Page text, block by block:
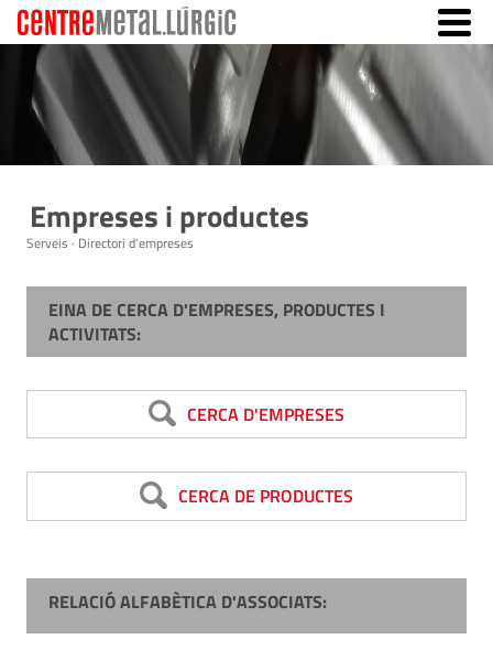
Empreses i productes
Serveis · Directori d'empreses
EINA DE CERCA D'EMPRESES, PRODUCTES I
ACTIVITATS:
CERCA D'EMPRESES
CERCA DE PRODUCTES
RELACIÓ ALFABÈTICA D'ASSOCIATS: